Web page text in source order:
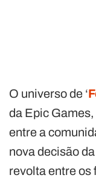
O universo de ‘
da Epic
entre a
nova decisão
revolta entre os